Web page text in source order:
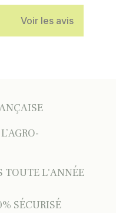
Voir les avis
TOUTE L'ANNÉE
SÉCURISÉ